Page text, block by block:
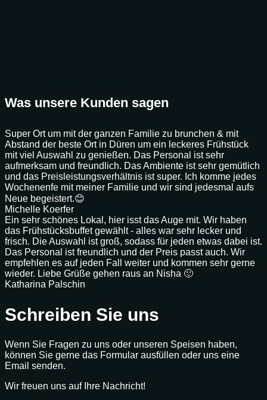
Was unsere Kunden sagen
Super Ort um mit der ganzen Familie zu brunchen & mit
Abstand der beste Ort in Düren um ein leckeres Frühstück
mit viel Auswahl zu genießen. Das Personal ist sehr
aufmerksam und freundlich. Das Ambiente ist sehr gemütlich
und das Preisleistungsverhältnis ist super. Ich komme jedes
Wochenenfe mit meiner Familie und wir sind jedesmal aufs
Neue begeistert.😊
Michelle Koerfer
Ein sehr schönes Lokal, hier isst das Auge mit. Wir haben
das Frühstücksbuffet gewählt - alles war sehr lecker und
frisch. Die Auswahl ist groß, sodass für jeden etwas dabei ist.
Das Personal ist freundlich und der Preis passt auch. Wir
empfehlen es auf jeden Fall weiter und kommen sehr gerne
wieder. Liebe Grüße gehen raus an Nisha 🙂
Katharina Palschin
Schreiben Sie uns
Wenn Sie Fragen zu uns oder unseren Speisen haben,
können Sie gerne das Formular ausfüllen oder uns eine
Email senden.
Wir freuen uns auf Ihre Nachricht!